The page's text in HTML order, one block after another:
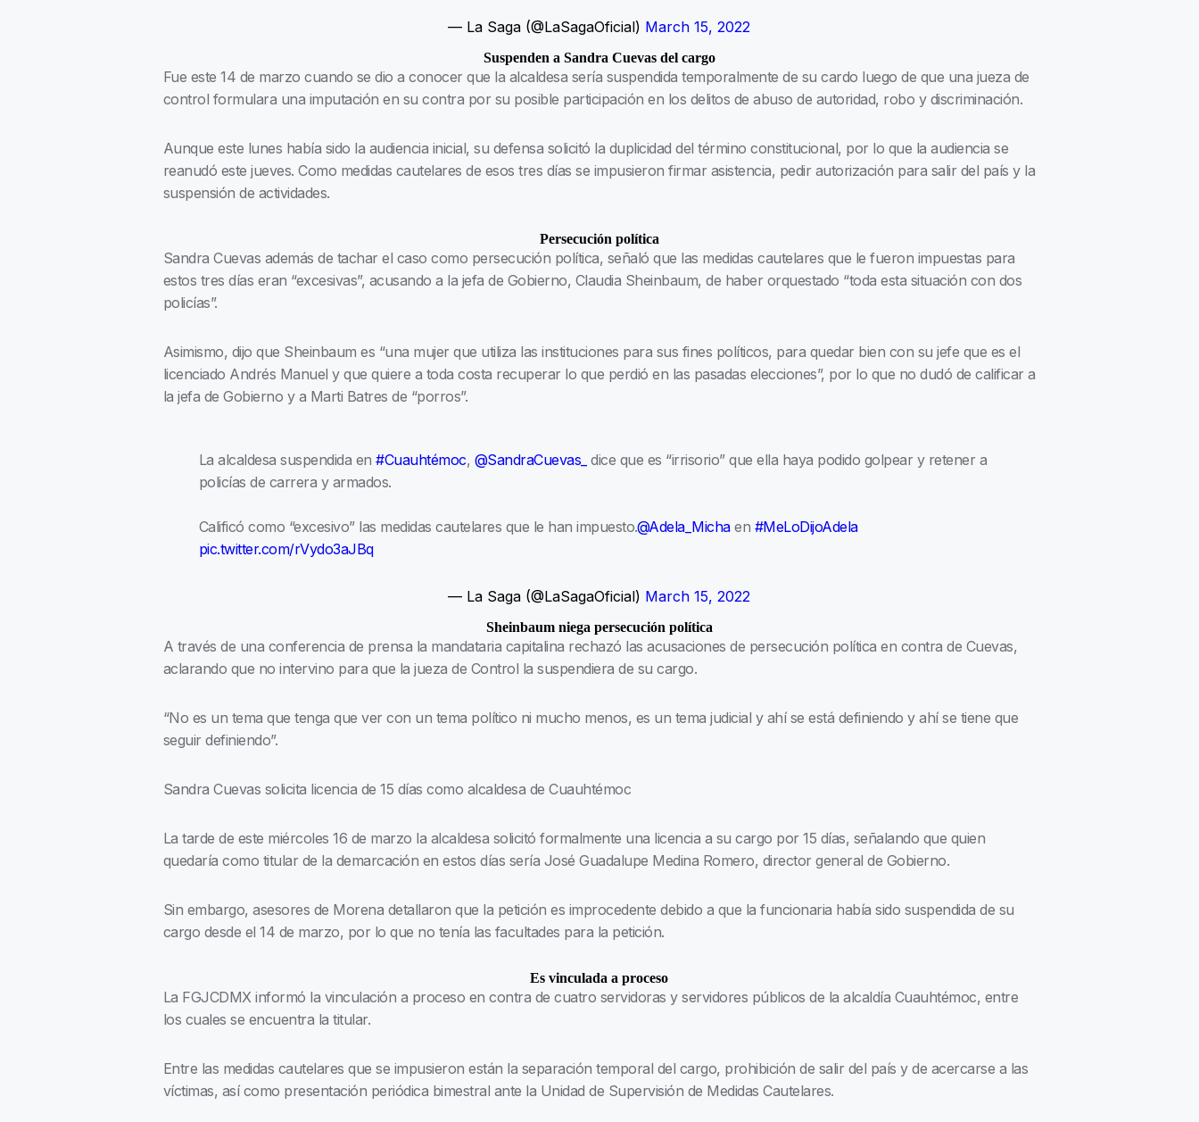
— La Saga (@LaSagaOficial) March 15, 2022
Suspenden a Sandra Cuevas del cargo
Fue este 14 de marzo cuando se dio a conocer que la alcaldesa sería suspendida temporalmente de su cardo luego de que una jueza de
control formulara una imputación en su contra por su posible participación en los delitos de abuso de autoridad, robo y discriminación.
Aunque este lunes había sido la audiencia inicial, su defensa solicitó la duplicidad del término constitucional, por lo que la audiencia se
reanudó este jueves. Como medidas cautelares de esos tres días se impusieron firmar asistencia, pedir autorización para salir del país y la
suspensión de actividades.
Persecución política
Sandra Cuevas además de tachar el caso como persecución política, señaló que las medidas cautelares que le fueron impuestas para
estos tres días eran “excesivas”, acusando a la jefa de Gobierno, Claudia Sheinbaum, de haber orquestado “toda esta situación con dos
policías”.
Asimismo, dijo que Sheinbaum es “una mujer que utiliza las instituciones para sus fines políticos, para quedar bien con su jefe que es el
licenciado Andrés Manuel y que quiere a toda costa recuperar lo que perdió en las pasadas elecciones”, por lo que no dudó de calificar a
la jefa de Gobierno y a Marti Batres de “porros”.
La alcaldesa suspendida en#Cuauhtémoc, @SandraCuevas_ dice que es “irrisorio” que ella haya podido golpear y retener a
policías de carrera y armados.
Calificó como “excesivo” las medidas cautelares que le han impuesto.@Adela_Michaen #MeLoDijoAdela
pic.twitter.com/rVydo3aJBq
— La Saga (@LaSagaOficial) March 15, 2022
Sheinbaum niega persecución política
A través de una conferencia de prensa la mandataria capitalina rechazó las acusaciones de persecución política en contra de Cuevas,
aclarando que no intervino para que la jueza de Control la suspendiera de su cargo.
“No es un tema que tenga que ver con un tema político ni mucho menos, es un tema judicial y ahí se está definiendo y ahí se tiene que
seguir definiendo”.
Sandra Cuevas solicita licencia de 15 días como alcaldesa de Cuauhtémoc
La tarde de este miércoles 16 de marzo la alcaldesa solicitó formalmente una licencia a su cargo por 15 días, señalando que quien
quedaría como titular de la demarcación en estos días sería José Guadalupe Medina Romero, director general de Gobierno.
Sin embargo, asesores de Morena detallaron que la petición es improcedente debido a que la funcionaria había sido suspendida de su
cargo desde el 14 de marzo, por lo que no tenía las facultades para la petición.
Es vinculada a proceso
La FGJCDMX informó la vinculación a proceso en contra de cuatro servidoras y servidores públicos de la alcaldía Cuauhtémoc, entre
los cuales se encuentra la titular.
Entre las medidas cautelares que se impusieron están la separación temporal del cargo, prohibición de salir del país y de acercarse a las
víctimas, así como presentación periódica bimestral ante la Unidad de Supervisión de Medidas Cautelares.